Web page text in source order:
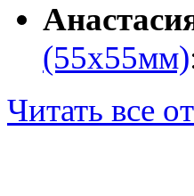
(55х55мм)
Читать все